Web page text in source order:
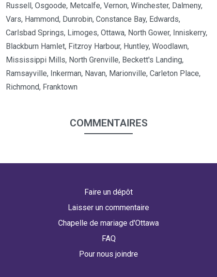
Russell, Osgoode, Metcalfe, Vernon, Winchester, Dalmeny,
Vars, Hammond, Dunrobin, Constance Bay, Edwards,
Carlsbad Springs, Limoges, Ottawa, North Gower, Inniskerry,
Blackburn Hamlet, Fitzroy Harbour, Huntley, Woodlawn,
Mississippi Mills, North Grenville, Beckett's Landing,
Ramsayville, Inkerman, Navan, Marionville, Carleton Place,
Richmond, Franktown
COMMENTAIRES
Faire un dépôt
Laisser un commentaire
Chapelle de mariage d'Ottawa
FAQ
Pour nous joindre